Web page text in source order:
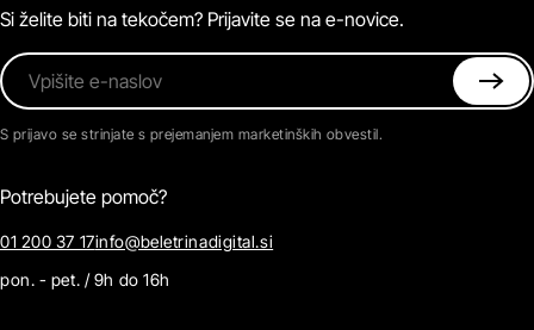
Kontaktirajte nas
Si želite biti na tekočem? Prijavite se na e-novice.
Vpišite e-naslov
S prijavo se strinjate s prejemanjem marketinških obvestil.
Potrebujete pomoč?
01 200 37 17info@beletrinadigital.si
pon. - pet. / 9h do 16h